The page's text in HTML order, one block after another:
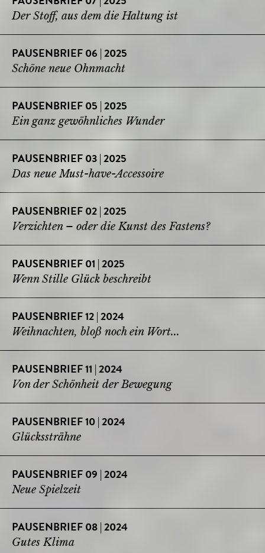
Der Stoff, aus dem die Haltung ist
PAUSENBRIEF 06 | 2025
Schöne neue Ohnmacht
PAUSENBRIEF 05 | 2025
Ein ganz gewöhnliches Wunder
PAUSENBRIEF 03 | 2025
Das neue Must-have-Accessoire
PAUSENBRIEF 02 | 2025
Verzichten – oder die Kunst des Fastens?
PAUSENBRIEF 01 | 2025
Wenn Stille Glück beschreibt
PAUSENBRIEF 12 | 2024
Weihnachten, bloß noch ein Wort...
PAUSENBRIEF 11 | 2024
Von der Schönheit der Bewegung
PAUSENBRIEF 10 | 2024
Glückssträhne
PAUSENBRIEF 09 | 2024
Neue Spielzeit
PAUSENBRIEF 08 | 2024
Gutes Klima